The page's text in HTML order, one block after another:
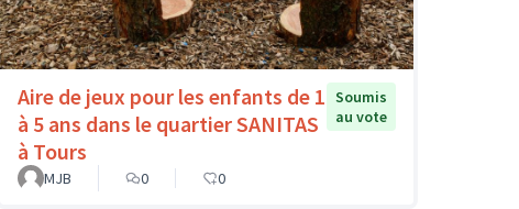
Aire de jeux pour les enfants de 1
à 5 ans dans le quartier SANITAS
à Tours
Soumis
au vote
MJB 0 0